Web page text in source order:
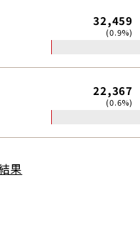
32,459
(0.9%)
22,367
(0.6%)
果